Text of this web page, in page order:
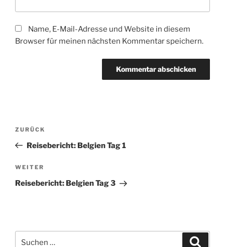
Name, E-Mail-Adresse und Website in diesem
Browser für meinen nächsten Kommentar speichern.
Beitragsnavigation
Vorheriger
Beitrag
ZURÜCK
Reisebericht: Belgien Tag 1
Nächster
Beitrag
WEITER
Reisebericht: Belgien Tag 3